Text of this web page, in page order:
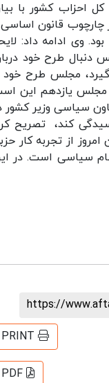
احزاب کشور با بیان
قانون اساسی و
وی ادامه داد: لایحه
دنبال طرح خود درباره
مجلس طرح خود را
یازدهم این است
سیاسی وزیر کشور در
کند، تصریح کرد:
از تجربه کار حزبی
سیاسی است. در این
https://
PRINT
PDF